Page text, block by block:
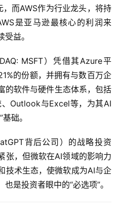
而AWS作为行业龙头，将持
是亚马逊最核心的利润来
益。
MSFT）凭借其Azure平
的份额，并拥有与数百万企
的软件与硬件生态体系，包括
Outlook与Excel等，为其AI
础。
背后公司）的战略投资
张，但微软在AI领域的影响力
技术生态，使微软成为AI与企
是投资者眼中的“必选项”。